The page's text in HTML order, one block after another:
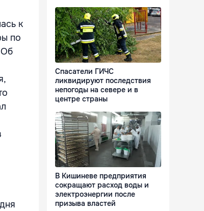
к
по
Об
Спасатели ГИЧС
ликвидируют последствия
непогоды на севере и в
центре страны
В Кишиневе предприятия
сокращают расход воды и
электроэнергии после
призыва властей